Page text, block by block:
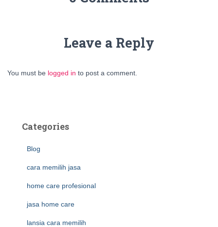
Leave a Reply
You must be logged in to post a comment.
Categories
Blog
cara memilih jasa
home care profesional
jasa home care
lansia cara memilih